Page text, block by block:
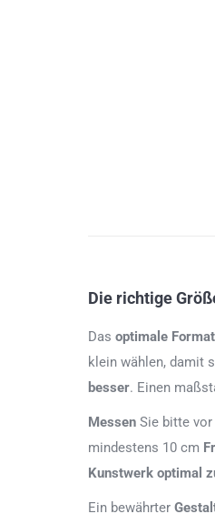
Die richtige
Das optimale Format
klein wählen, damit
besser. Einen
Messen Sie bitte vor
mindestens 10 cm
Kunstwerk optimal
Ein bewährter